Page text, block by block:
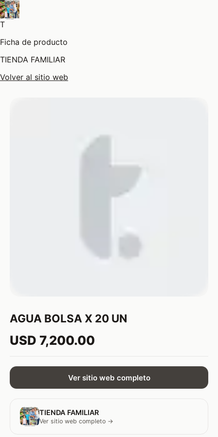
T
Ficha de producto
TIENDA FAMILIAR
Volver al sitio web
AGUA BOLSA X 20 UN
USD 7,200.00
Ver sitio web completo
TIENDA FAMILIAR
Ver sitio web completo →